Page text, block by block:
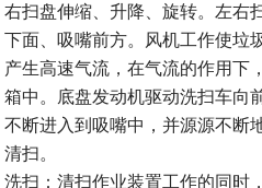
右扫盘伸缩、升降、旋转。左右
下面、吸嘴前方。风机工作使垃
产生高速气流，在气流的作用下
箱中。底盘发动机驱动洗扫车向
不断进入到吸嘴中，并源源不断
清扫。
洗扫：清扫作业装置工作的同时